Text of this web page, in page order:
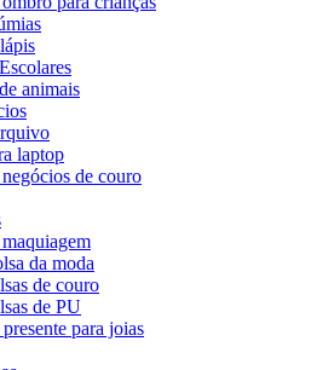
animais
laptop
de couro
da moda
de couro
de PU
para joias